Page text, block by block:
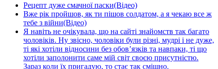
Рецепт дуже смачної паски(Відео)
Вже рік пройшов, як ти пішов солдатом, а я чекаю все ж
тебе з війни(Відео)
Я навіть не очікувала, що на сайті знайомств так багато
чоловіків. Ну звісно, чоловіки були різні, мудрі і не дуже,
ті які хотіли відносини без обов’язків та навпаки, ті що
хотіли заполонити саме мій світ своєю присутністю.
Зараз коли їх пригадую, то стає так смішно.